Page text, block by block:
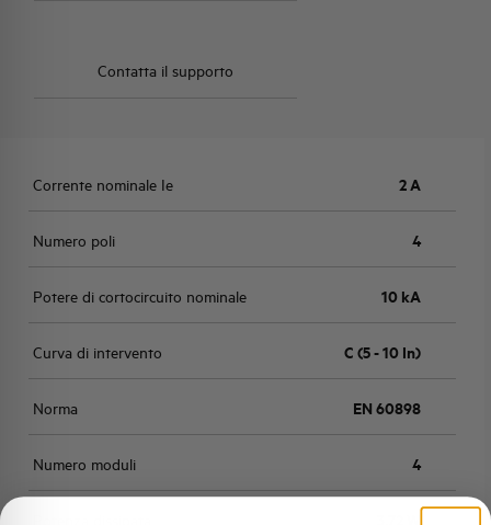
Contatta il supporto
Corrente nominale Ie 2 A
Numero poli 4
Potere di cortocircuito nominale 10 kA
Curva di intervento C (5 - 10 In)
Norma EN 60898
Numero moduli 4